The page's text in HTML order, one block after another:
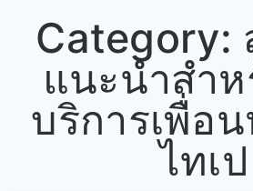
Category:
แนะนำสำ
บริการเพื่อ
ไทเป